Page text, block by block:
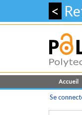
<
Accueil
Se